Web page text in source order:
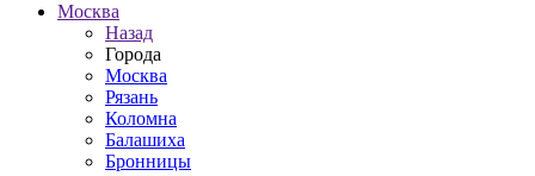
Москва
Назад
Города
Москва
Рязань
Коломна
Балашиха
Бронницы